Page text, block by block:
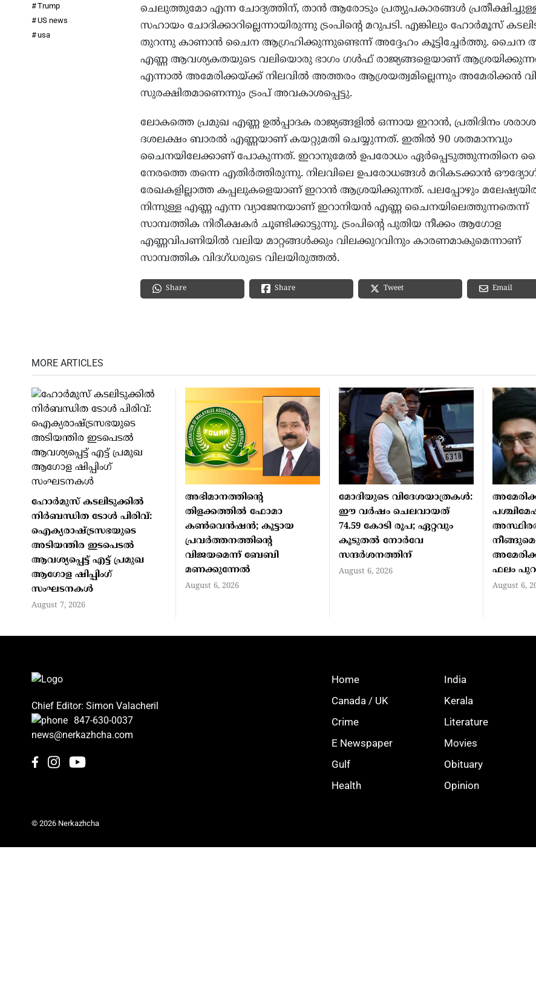
Trump
US news
usa
ചെലുത്തുമോ എന്ന ചോദ്യത്തിന്, താൻ ആരോടും പ്രത്യുപകാരങ്ങൾ
സഹായം ചോദിക്കാറില്ലെന്നായിരുന്നു ട്രംപിന്റെ മറുപടി. എങ്കിലും ഹോർമൂസ്
തുറന്നു കാണാൻ ചൈന ആഗ്രഹിക്കുന്നുണ്ടെന്ന് അദ്ദേഹം കൂട്ടിച്ചേർത്തു. ചൈന
എണ്ണ ആവശ്യകതയുടെ വലിയൊരു ഭാഗം ഗൾഫ് രാജ്യങ്ങളെയാണ്
എന്നാൽ അമേരിക്കയ്ക്ക് നിലവിൽ അത്തരം ആശ്രയത്വമില്ലെന്നും അമേരിക്കൻ
സുരക്ഷിതമാണെന്നും ട്രംപ് അവകാശപ്പെട്ടു.
ലോകത്തെ പ്രമുഖ എണ്ണ ഉൽപ്പാദക രാജ്യങ്ങളിൽ ഒന്നായ ഇറാൻ, പ്രതിദിനം
ദശലക്ഷം ബാരൽ എണ്ണയാണ് കയറ്റുമതി ചെയ്യുന്നത്. ഇതിൽ 90 ശതമാനവും
ചൈനയിലേക്കാണ് പോകുന്നത്. ഇറാനുമേൽ ഉപരോധം ഏർപ്പെടുത്തുന്നതിനെ
നേരത്തെ തന്നെ എതിർത്തിരുന്നു. നിലവിലെ ഉപരോധങ്ങൾ മറികടക്കാൻ
രേഖകളില്ലാത്ത കപ്പലുകളെയാണ് ഇറാൻ ആശ്രയിക്കുന്നത്. പലപ്പോഴും
നിന്നുള്ള എണ്ണ എന്ന വ്യാജേനയാണ് ഇറാനിയൻ എണ്ണ ചൈനയിലെത്തുന്നതെന്ന്
സാമ്പത്തിക നിരീക്ഷകർ ചൂണ്ടിക്കാട്ടുന്നു. ട്രംപിന്റെ പുതിയ നീക്കം ആഗോള
എണ്ണവിപണിയിൽ വലിയ മാറ്റങ്ങൾക്കും വിലക്കുറവിനും കാരണമാകുമെന്നാണ്
സാമ്പത്തിക വിദഗ്ധരുടെ വിലയിരുത്തൽ.
Share Share Tweet Email
MORE ARTICLES
ഹോർമുസ് കടലിടുക്കിൽ
നിർബന്ധിത ടോൾ പിരിവ്:
ഐക്യരാഷ്ട്രസഭയുടെ
അടിയന്തിര ഇടപെടൽ
ആവശ്യപ്പെട്ട് എട്ട് പ്രമുഖ
ആഗോള ഷിപ്പിംഗ്
സംഘടനകൾ
August 7, 2026
അഭിമാനത്തിന്റെ
തിളക്കത്തില്‍ ഫോമാ
കണ്‍വെന്‍ഷന്‍; കൂട്ടായ
പ്രവര്‍ത്തനത്തിന്റെ
വിജയമെന്ന് ബേബി
മണക്കുന്നേല്‍
August 6, 2026
മോദിയുടെ വിദേശയാത്രകൾ:
ഈ വർഷം ചെലവായത്
74.59 കോടി രൂപ; ഏറ്റവും
കൂടുതൽ നോർവേ
സന്ദർശനത്തിന്
August 6, 2026
ഫലം
August 6,
Chief Editor: Simon Valacheril
847-630-0037
news@nerkazhcha.com
Home
Canada / UK
Crime
E Newspaper
Gulf
Health
India
Kerala
Literature
Movies
Obituary
Opinion
© 2026 Nerkazhcha